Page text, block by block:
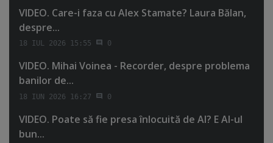
VIDEO. Care-i faza cu Alex Stamate? Laura Bălan,
despre...
18 IUL 2026 15:55 0
VIDEO. Mihai Voinea - Recorder, despre problema
banilor de...
18 IUN 2026 16:27 0
VIDEO. Poate să fie presa înlocuită de AI? E AI-ul
bun...